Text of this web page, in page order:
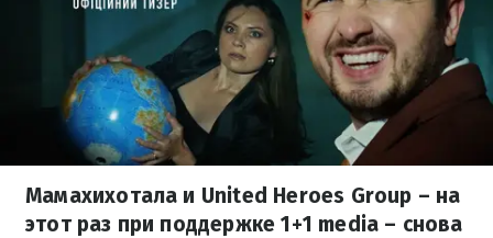
Мамахихотала и United Heroes Group – на
этот раз при поддержке 1+1 media – снова